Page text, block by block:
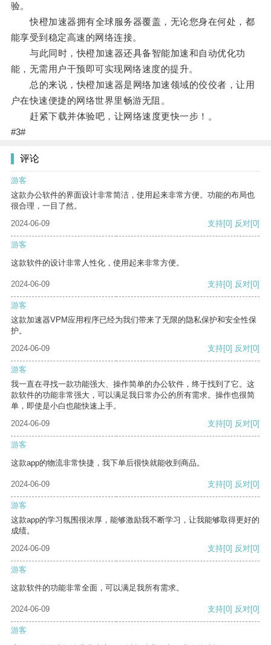
验。
快橙加速器拥有全球服务器覆盖，无论您身在何处，都
能享受到稳定高速的网络连接。
与此同时，快橙加速器还具备智能加速和自动优化功
能，无需用户干预即可实现网络速度的提升。
总的来说，快橙加速器是网络加速领域的佼佼者，让用
户在快速便捷的网络世界里畅游无阻。
赶紧下载并体验吧，让网络速度更快一步！。
#3#
评论
游客
这款办公软件的界面设计非常简洁，使用起来非常方便。功能的布局也
很合理，一目了然。
2024-06-09
支持[0] 反对[0]
游客
这款软件的设计非常人性化，使用起来非常方便。
2024-06-09 支持[0] 反对[0]
游客
这款加速器VPM应用程序已经为我们带来了无限的隐私保护和安全性保
护。
2024-06-09
支持[0] 反对[0]
游客
我一直在寻找一款功能强大、操作简单的办公软件，终于找到了它。这
款软件的功能非常强大，可以满足我日常办公的所有需求。操作也很简
单，即使是小白也能快速上手。
2024-06-09
支持[0] 反对[0]
游客
这款app的物流非常快捷，我下单后很快就能收到商品。
2024-06-09 支持[0] 反对[0]
游客
这款app的学习氛围很浓厚，能够激励我不断学习，让我能够取得更好的
成绩。
2024-06-09
支持[0] 反对[0]
游客
这款软件的功能非常全面，可以满足我所有需求。
2024-06-09 支持[0] 反对[0]
游客